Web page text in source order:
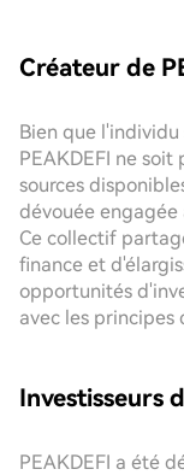
Créateur de
Bien que
PEAKDEFI ne
sources
dévouée engagée
Ce collectif
finance et
opportunités
avec les principes
Investisseurs
PEAKDEFI a été